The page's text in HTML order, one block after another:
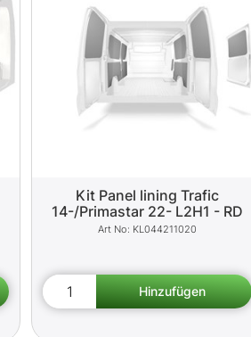
Kit Panel lining Trafic
14-/Primastar 22- L2H1 - RD
KL044211020